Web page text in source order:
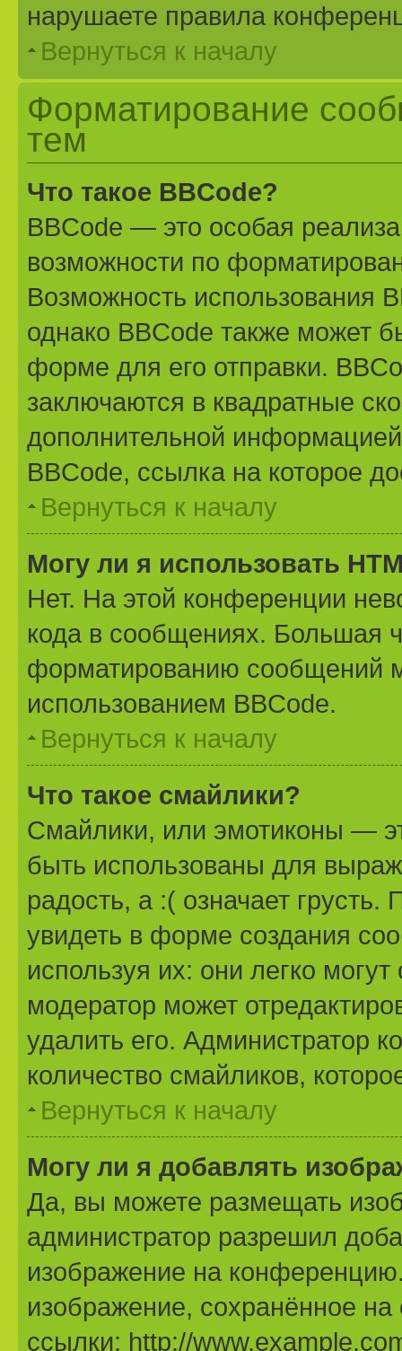
нарушаете правила
Вернуться к началу
Форматирование
тем
Что такое BBCode?
BBCode — это особая
возможности по
Возможность использования
однако BBCode также может
форме для его отправки.
заключаются в квадратные
дополнительной
BBCode, ссылка на которое
Вернуться к началу
Могу ли я использовать
Нет. На этой конференции
кода в сообщениях. Большая
форматированию сообщений
использованием BBCode.
Вернуться к началу
Что такое смайлики?
Смайлики, или эмотиконы —
быть использованы для
радость, а :( означает
увидеть в форме создания
используя их: они легко
модератор может
удалить его. Администратор
количество смайликов,
Вернуться к началу
Могу ли я добавлять
Да, вы можете размещать
администратор разрешил
изображение на
изображение, сохранённое
ссылки: http://